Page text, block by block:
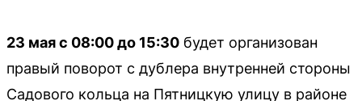
23 мая с 08:00 до 15:30 будет организован
правый поворот с дублера внутренней стороны
Садового кольца на Пятницкую улицу в районе